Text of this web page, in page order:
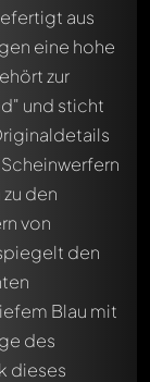
aus
eine hohe
zur
und sticht
den
von
den
Blau mit
des
dieses